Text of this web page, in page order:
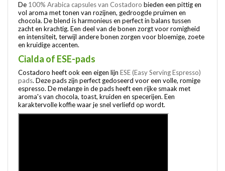
De 100% Arabica capsules van Costadoro bieden een pittig en
vol aroma met tonen van rozijnen, gedroogde pruimen en
chocola. De blend is harmonieus en perfect in balans tussen
zacht en krachtig. Een deel van de bonen zorgt voor romigheid
en intensiteit, terwijl andere bonen zorgen voor bloemige, zoete
en kruidige accenten.
Cialda of ESE-pads
Costadoro heeft ook een eigen lijn ESE (Easy Serving Espresso)
pads. Deze pads zijn perfect gedoseerd voor een volle, romige
espresso. De melange in de pads heeft een rijke smaak met
aroma's van chocola, toast, kruiden en specerijen. Een
karaktervolle koffie waar je snel verliefd op wordt.